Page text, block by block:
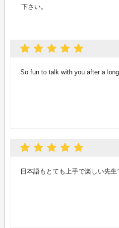
下さい。
So fun to talk with you after a
日本語もとても上手で楽しい先生